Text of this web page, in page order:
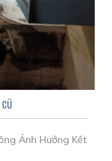
Ảnh Hưởng Kết